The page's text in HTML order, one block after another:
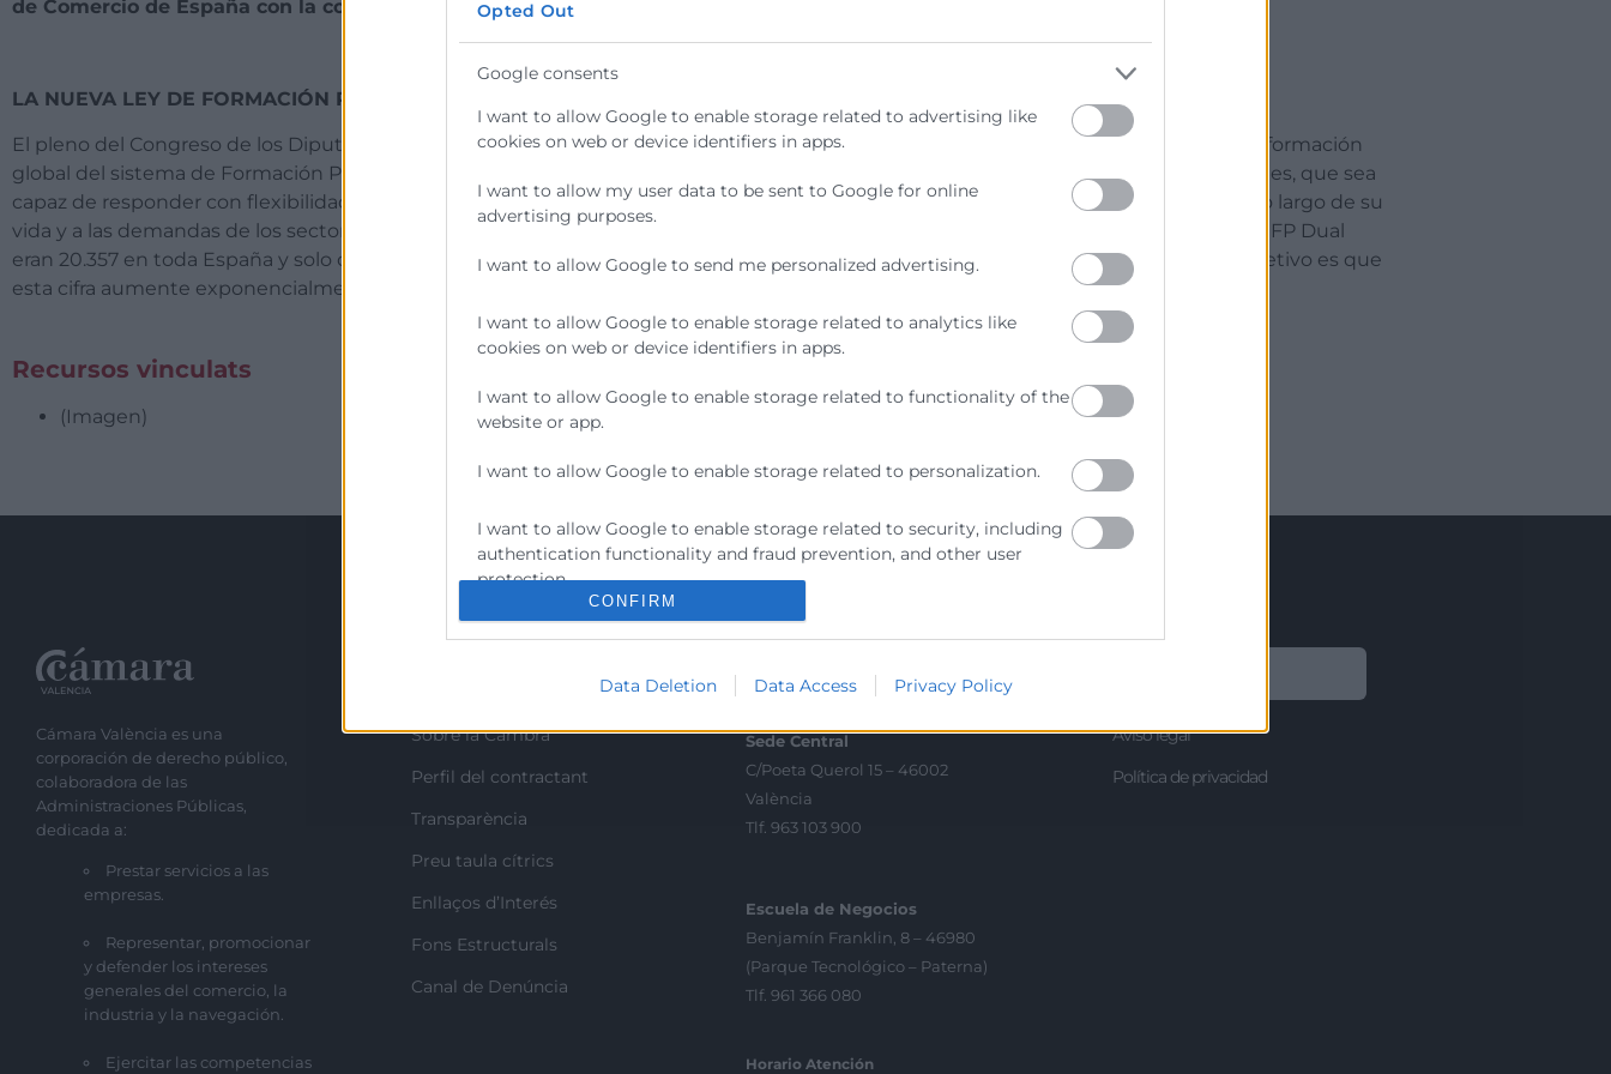
Opted Out
Google consents
I want to allow Google to enable storage related to advertising like
cookies on web or device identifiers in apps.
I want to allow my user data to be sent to Google for online
advertising purposes.
I want to allow Google to send me personalized advertising.
I want to allow Google to enable storage related to analytics like
cookies on web or device identifiers in apps.
I want to allow Google to enable storage related to functionality of the
website or app.
I want to allow Google to enable storage related to personalization.
I want to allow Google to enable storage related to security, including
authentication functionality and fraud prevention, and other user
protection.
CONFIRM
Data Deletion Data Access Privacy Policy
de Comercio de España con la cofinanciación del Fondo Social Europeo.
LA NUEVA LEY DE FORMACIÓN PROFESIONAL CUMPLE UN AÑO
El pleno del Congreso de los Diputados aprobó hace un año la nueva Ley de Formación Profesional. Esta norma pretende una transformación
global del sistema de Formación Profesional y convertirlo en un sistema único que sea puerta a un empleo de calidad para los jóvenes, que sea
capaz de responder con flexibilidad a los intereses, las expectativas y las aspiraciones de cualificación profesional de las personas a lo largo de su
vida y a las demandas de los sectores productivos. Según datos del MEFP, durante el curso 2016-17, los estudiantes matriculados en FP Dual
eran 20.357 en toda España y solo cuatro años después, en el curso 2020-2021, se habían casi duplicado, alcanzando los 37.841. El objetivo es que
esta cifra aumente exponencialmente en los próximos años.
Recursos vinculats
(Imagen)
Cámara València es una
corporación de derecho público,
colaboradora de las
Administraciones Públicas,
dedicada a:
Prestar servicios a las
empresas.
Representar, promocionar
y defender los intereses
generales del comercio, la
industria y la navegación.
Ejercitar las competencias
Sobre la Cambra
Perfil del contractant
Transparència
Preu taula cítrics
Enllaços d’Interés
Fons Estructurals
Canal de Denúncia
Contacto
Sede Central
C/Poeta Querol 15 – 46002
València
Tlf. 963 103 900
Escuela de Negocios
Benjamín Franklin, 8 – 46980
(Parque Tecnológico – Paterna)
Tlf. 961 366 080
Horario Atención
Aviso legal
Política de privacidad